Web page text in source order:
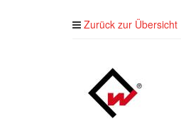
Zurück zur Übersicht